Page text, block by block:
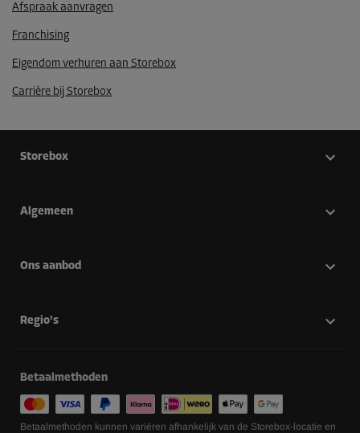
Afspraak aanvragen
Franchising
Eigendom verhuren aan Storebox
Carrière bij Storebox
Storebox
Algemeen
Ons aanbod
Regio's
Betaalmethoden
Betaalmethoden kunnen variëren afhankelijk van de Storebox-locatie en